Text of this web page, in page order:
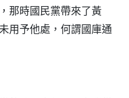
那時國民黨帶來了黃
用予他處，何謂國庫通